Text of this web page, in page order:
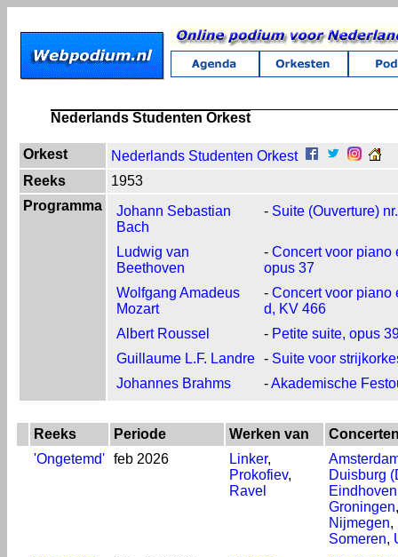
Nederlands Studenten Orkest
Orkest
Nederlands Studenten Orkest
Reeks
1953
Programma
Johann Sebastian
Bach
- Suite (Ouverture)
Ludwig van
Beethoven
- Concert voor piano
opus 37
Wolfgang Amadeus
Mozart
- Concert voor piano
d, KV 466
Albert Roussel
- Petite suite, opus
Guillaume L.F. Landre - Suite voor
Johannes Brahms
-Akademische
Reeks Periode Werken van
'Ongetemd' feb 2026 Linker,
Prokofiev,
Ravel
Duisburg
Eindhoven
Groningen
Nijmegen,
Someren,